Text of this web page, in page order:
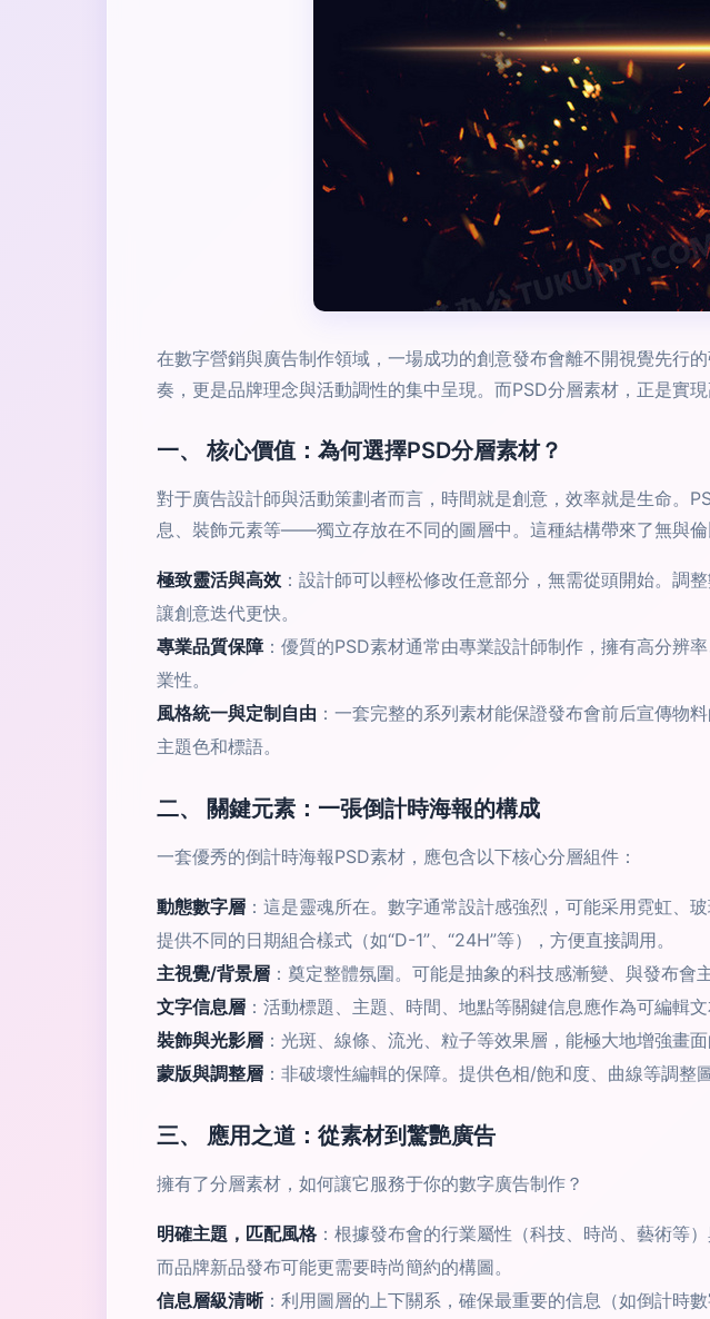
在數字營銷與廣告制作領域，一場成功的創意發布會離不開視覺先行
奏，更是品牌理念與活動調性的集中呈現。而PSD分層素材，正是實現
一、 核心價值：為何選擇PSD分層素材？
對于廣告設計師與活動策劃者而言，時間就是創意，效率就是生命
息、裝飾元素等——獨立存放在不同的圖層中。這種結構帶來了無與倫
極致靈活與高效 ：設計師可以輕松修改任意部分，無需從頭開始。調
讓創意迭代更快。
專業品質保障：優質的PSD素材通常由專業設計師制作，擁有高分辨
業性。
風格統一與定制自由 ：一套完整的系列素材能保證發布會前后宣傳物
主題色和標語。
二、 關鍵元素：一張倒計時海報的構成
一套優秀的倒計時海報PSD素材，應包含以下核心分層組件：
動態數字層 ：這是靈魂所在。數字通常設計感強烈，可能采用霓虹
提供不同的日期組合樣式（如“D-1”、“24H”等），方便直接調用。
主視覺/背景層 ：奠定整體氛圍。可能是抽象的科技感漸變、與發布
文字信息層 ：活動標題、主題、時間、地點等關鍵信息應作為可編輯
裝飾與光影層 ：光斑、線條、流光、粒子等效果層，能極大地增強畫
蒙版與調整層 ：非破壞性編輯的保障。提供色相/飽和度、曲線等調整
三、 應用之道：從素材到驚艷廣告
擁有了分層素材，如何讓它服務于你的數字廣告制作？
明確主題，匹配風格 ：根據發布會的行業屬性（科技、時尚、藝術等
而品牌新品發布可能更需要時尚簡約的構圖。
信息層級清晰：利用圖層的上下關系，確保最重要的信息（如倒計時